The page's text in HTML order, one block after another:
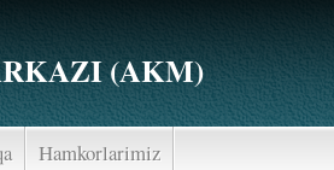
(AKM)
Hamkorlarimiz